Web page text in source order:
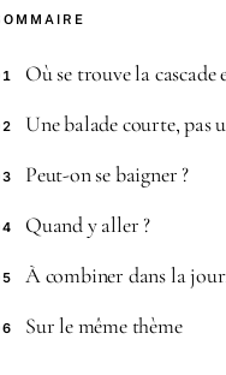
Où se trouve la cascade
Une balade courte, pas
Peut-on se baigner ?
Quand y aller ?
À combiner dans la
Sur le même thème